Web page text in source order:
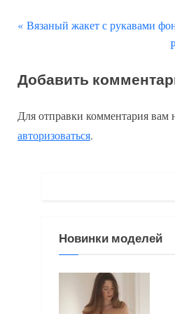
Навигация
записям
П
д
д
у
Вязаный жакет с рукавами
е
у
Добавить
Для отправки комментария вам
авторизоваться.
Новинки моделей